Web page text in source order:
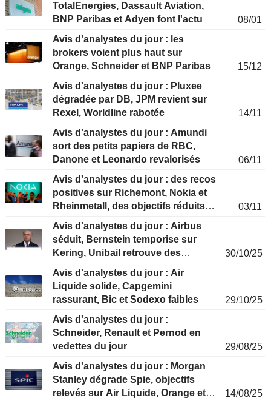
TotalEnergies, Dassault Aviation,
BNP Paribas et Adyen font l'actu
08/01
Avis d'analystes du jour : les
brokers voient plus haut sur
Orange, Schneider et BNP Paribas
15/12
Avis d'analystes du jour : Pluxee
dégradée par DB, JPM revient sur
Rexel, Worldline rabotée
14/11
Avis d'analystes du jour : Amundi
sort des petits papiers de RBC,
Danone et Leonardo revalorisés
06/11
Avis d'analystes du jour : des recos
positives sur Richemont, Nokia et
Rheinmetall, des objectifs réduits
03/11
Avis d'analystes du jour : Airbus
séduit, Bernstein temporise sur
Kering, Unibail retrouve des
30/10/25
Avis d'analystes du jour : Air
Liquide solide, Capgemini
rassurant, Bic et Sodexo faibles
29/10/25
Avis d'analystes du jour :
Schneider, Renault et Pernod en
vedettes du jour
29/08/25
Avis d'analystes du jour : Morgan
Stanley dégrade Spie, objectifs
relevés sur Air Liquide, Orange et
14/08/25